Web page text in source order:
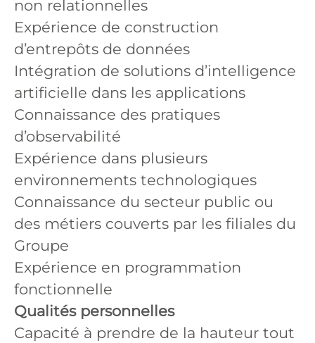
non relationnelles
Expérience de construction
d’entrepôts de données
Intégration de solutions d’intelligence
artificielle dans les applications
Connaissance des pratiques
d’observabilité
Expérience dans plusieurs
environnements technologiques
Connaissance du secteur public ou
des métiers couverts par les filiales du
Groupe
Expérience en programmation
fonctionnelle
Qualités personnelles
Capacité à prendre de la hauteur tout